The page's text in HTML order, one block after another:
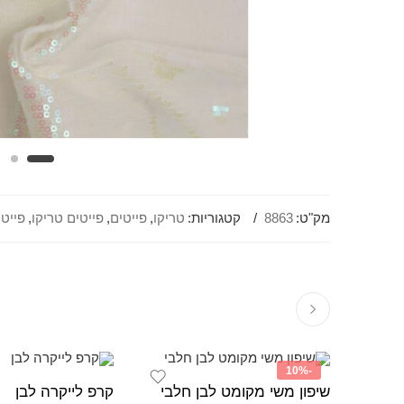
מק"ט: 8863 קטגוריות: טריקו, פייטים, פייטים טריקו,
-10%
שיפון משי מקומט לבן חלבי קרפ לייקרה לבן